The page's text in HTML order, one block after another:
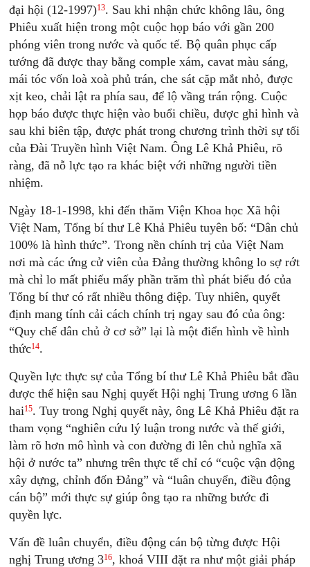
đại hội (12-1997)13. Sau khi nhận chức không lâu, ông
Phiêu xuất hiện trong một cuộc họp báo với gần 200
phóng viên trong nước và quốc tế. Bộ quân phục cấp
tướng đã được thay bằng comple xám, cavat màu sáng,
mái tóc vốn loà xoà phủ trán, che sát cặp mắt nhỏ, được
xịt keo, chải lật ra phía sau, để lộ vầng trán rộng. Cuộc
họp báo được thực hiện vào buổi chiều, được ghi hình và
sau khi biên tập, được phát trong chương trình thời sự tối
của Đài Truyền hình Việt Nam. Ông Lê Khả Phiêu, rõ
ràng, đã nỗ lực tạo ra khác biệt với những người tiền
nhiệm.
Ngày 18-1-1998, khi đến thăm Viện Khoa học Xã hội
Việt Nam, Tổng bí thư Lê Khả Phiêu tuyên bố: “Dân chủ
100% là hình thức”. Trong nền chính trị của Việt Nam
nơi mà các ứng cử viên của Đảng thường không lo sợ rớt
mà chỉ lo mất phiếu mấy phần trăm thì phát biểu đó của
Tổng bí thư có rất nhiều thông điệp. Tuy nhiên, quyết
định mang tính cải cách chính trị ngay sau đó của ông:
“Quy chế dân chủ ở cơ sở” lại là một điển hình về hình
thức14.
Quyền lực thực sự của Tổng bí thư Lê Khả Phiêu bắt đầu
được thể hiện sau Nghị quyết Hội nghị Trung ương 6 lần
hai15. Tuy trong Nghị quyết này, ông Lê Khả Phiêu đặt ra
tham vọng “nghiên cứu lý luận trong nước và thế giới,
làm rõ hơn mô hình và con đường đi lên chủ nghĩa xã
hội ở nước ta” nhưng trên thực tế chỉ có “cuộc vận động
xây dựng, chỉnh đốn Đảng” và “luân chuyển, điều động
cán bộ” mới thực sự giúp ông tạo ra những bước đi
quyền lực.
Vấn đề luân chuyển, điều động cán bộ từng được Hội
nghị Trung ương 316, khoá VIII đặt ra như một giải pháp